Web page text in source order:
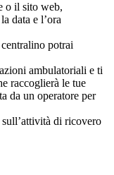
o il sito web,
data e l’ora
potrai
ambulatoriali e ti
raccoglierà le tue
da un operatore per
di ricovero